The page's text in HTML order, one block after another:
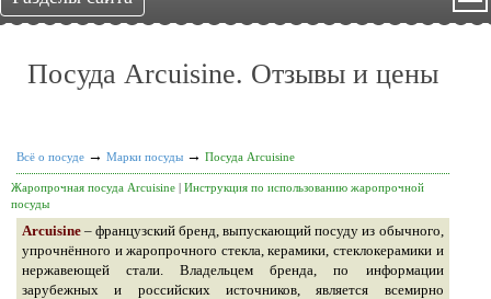
Посуда Arcuisine. Отзывы и цены
Всё о посуде → Марки посуды → Посуда Arcuisine
Жаропрочная посуда Arcuisine | Инструкция по использованию жаропрочной
посуды
Arcuisine – французский бренд, выпускающий посуду из обычного,
упрочнённого и жаропрочного стекла, керамики, стеклокерамики и
нержавеющей стали. Владельцем бренда, по информации
зарубежных и российских источников, является всемирно